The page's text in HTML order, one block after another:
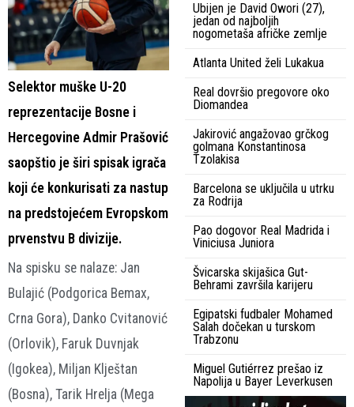
Selektor muške U-20
reprezentacije Bosne i
Hercegovine Admir Prašović
saopštio je širi spisak igrača
koji će konkurisati za nastup
na predstojećem Evropskom
prvenstvu B divizije.
Na spisku se nalaze: Jan
Bulajić (Podgorica Bemax,
Crna Gora), Danko Cvitanović
(Orlovik), Faruk Duvnjak
(Igokea), Miljan Klještan
(Bosna), Tarik Hrelja (Mega
Ubijen je David Owori (27),
jedan od najboljih
nogometaša afričke zemlje
Atlanta United želi Lukakua
Real dovršio pregovore oko
Diomandea
Jakirović angažovao grčkog
golmana Konstantinosa
Tzolakisa
Barcelona se uključila u utrku
za Rodrija
Pao dogovor Real Madrida i
Viniciusa Juniora
Švicarska skijašica Gut-
Behrami završila karijeru
Egipatski fudbaler Mohamed
Salah dočekan u turskom
Trabzonu
Miguel Gutiérrez prešao iz
Napolija u Bayer Leverkusen